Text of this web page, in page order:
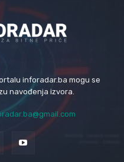
inforadar.ba mogu se
navođenja izvora.